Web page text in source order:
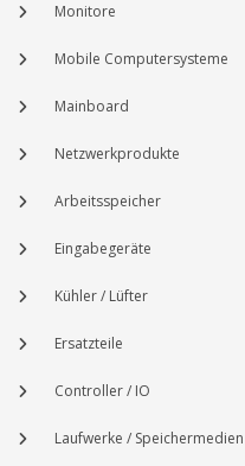
Monitore
Mobile Computersysteme
Mainboard
Netzwerkprodukte
Arbeitsspeicher
Eingabegeräte
Kühler / Lüfter
Ersatzteile
Controller / IO
Laufwerke / Speichermedien